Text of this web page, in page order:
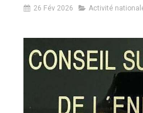
26 Fév 2026 Activité